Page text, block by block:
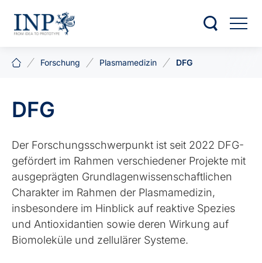
Forschung Plasmamedizin DFG
DFG
Der Forschungsschwerpunkt ist seit 2022 DFG-
gefördert im Rahmen verschiedener Projekte mit
ausgeprägten Grundlagenwissenschaftlichen
Charakter im Rahmen der Plasmamedizin,
insbesondere im Hinblick auf reaktive Spezies
und Antioxidantien sowie deren Wirkung auf
Biomoleküle und zellulärer Systeme.